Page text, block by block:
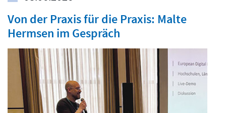
Von der Praxis für die Praxis: Malte
Hermsen im Gespräch